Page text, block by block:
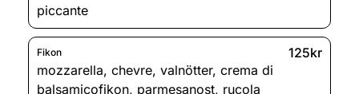
piccante
Fikon
125kr
mozzarella, chevre, valnötter, crema di
balsamicofikon, parmesanost, rucola